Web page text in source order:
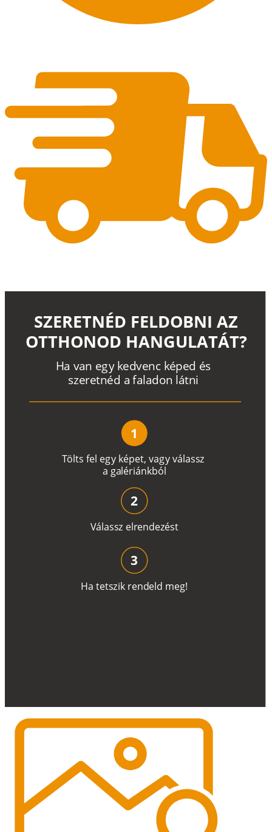
Tölts fel egy képet, vagyválassz
a galériánkból
Ha van egy kedvenc képed és
szeretnéd a faladon látni
SZERETNÉD FELDOBNI AZ
OTTHONOD HANGULATÁT?
1
Válassz elrendezést
2
Ha tetszik rendeld meg!
3